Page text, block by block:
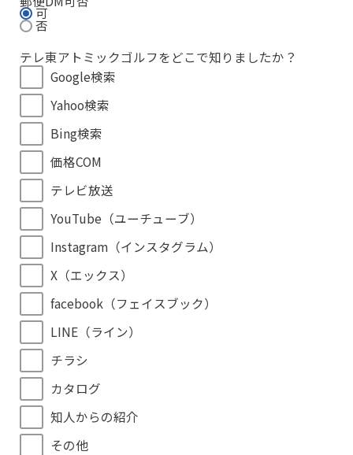
可
否
テレ東アトミックゴルフをどこで知りましたか？
Google検索
Yahoo検索
Bing検索
価格COM
テレビ放送
YouTube（ユーチューブ）
Instagram（インスタグラム）
X（エックス）
facebook（フェイスブック）
LINE（ライン）
チラシ
カタログ
知人からの紹介
その他